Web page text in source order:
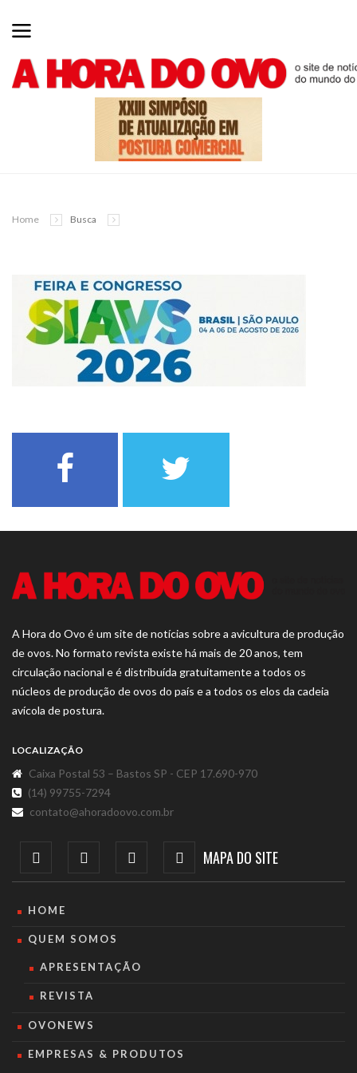
Home Busca
A Hora do Ovo é um site de notícias sobre a avicultura de produção
de ovos. No formato revista existe há mais de 20 anos, tem
circulação nacional e é distribuída gratuitamente a todos os
núcleos de produção de ovos do país e a todos os elos da cadeia
avícola de postura.
LOCALIZAÇÃO
Caixa Postal 53 – Bastos SP - CEP 17.690-970
(14) 99755-7294
contato@ahoradoovo.com.br
MAPA DO SITE
HOME
QUEM SOMOS
APRESENTAÇÃO
REVISTA
OVONEWS
EMPRESAS & PRODUTOS